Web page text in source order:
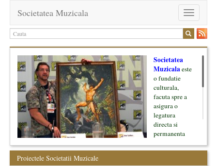
Toggle
navigation
Societatea Muzicala
Societatea
Muzicalaeste
o fundatie
culturala,
facuta spre a
asigura o
legatura
directa si
permanenta
oamenii ei, pe
Proiectele Societatii Muzicale